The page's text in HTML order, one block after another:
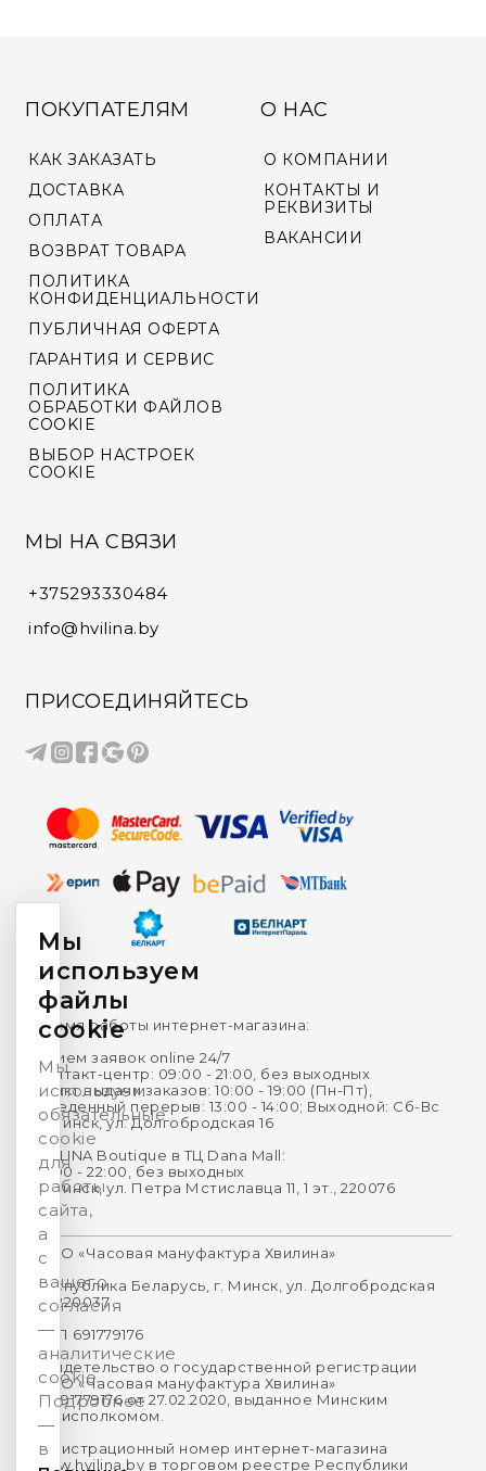
ПОКУПАТЕЛЯМ
КАК ЗАКАЗАТЬ
ДОСТАВКА
ОПЛАТА
ВОЗВРАТ ТОВАРА
ПОЛИТИКА
КОНФИДЕНЦИАЛЬНОСТИ
ПУБЛИЧНАЯ ОФЕРТА
ГАРАНТИЯ И СЕРВИС
ПОЛИТИКА
ОБРАБОТКИ ФАЙЛОВ
COOKIE
ВЫБОР НАСТРОЕК
COOKIE
О НАС
О КОМПАНИИ
КОНТАКТЫ И
РЕКВИЗИТЫ
ВАКАНСИИ
МЫ НА СВЯЗИ
+375293330484
info@hvilina.by
ПРИСОЕДИНЯЙТЕСЬ
Время работы интернет-магазина:
Прием заявок online 24/7
Контакт-центр: 09:00 - 21:00, без выходных
Пункт выдачи заказов: 10:00 - 19:00 (Пн-Пт),
Обеденный перерыв: 13:00 - 14:00; Выходной: Сб-Вс
г. Минск, ул. Долгобродская 16
HVILINA Boutique в ТЦ Dana Mall:
10:00 - 22:00, без выходных
г. Минск, ул. Петра Мстиславца 11, 1 эт., 220076
ООО «Часовая мануфактура Хвилина»
Республика Беларусь, г. Минск, ул. Долгобродская
16, 220037
УНП 691779176
Свидетельство о государственной регистрации
ООО «Часовая мануфактура Хвилина»
№691779176 от 27.02.2020, выданное Минским
горисполкомом.
Регистрационный номер интернет-магазина
www.hvilina.by в торговом реестре Республики
Мы
используем
файлы
cookie
Мы
используем
обязательные
cookie
для
работы
сайта,
а
с
вашего
согласия
—
аналитические
cookie.
Подробнее
—
в